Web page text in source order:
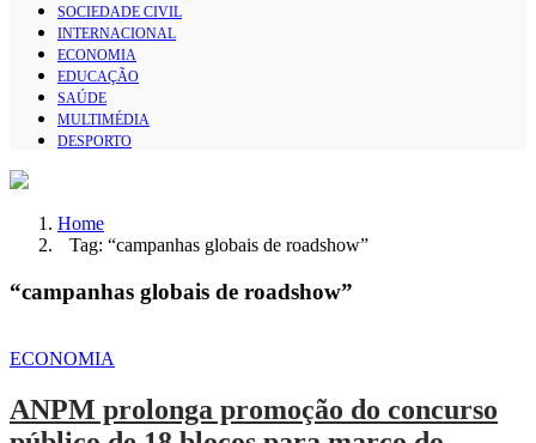
SOCIEDADE CIVIL
INTERNACIONAL
ECONOMIA
EDUCAÇÃO
SAÚDE
MULTIMÉDIA
DESPORTO
Home
Tag: “campanhas globais de roadshow”
“campanhas globais de roadshow”
ECONOMIA
ANPM prolonga promoção do concurso